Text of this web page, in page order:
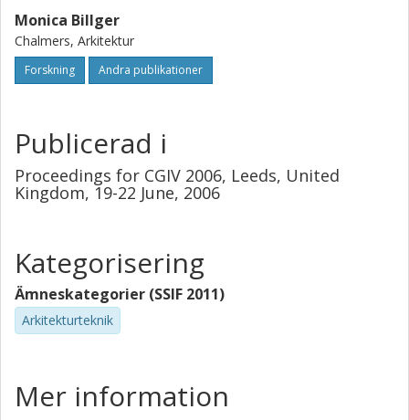
Monica Billger
Chalmers, Arkitektur
Forskning Andra publikationer
Publicerad i
Proceedings for CGIV 2006, Leeds, United
Kingdom, 19-22 June, 2006
Kategorisering
Ämneskategorier (SSIF 2011)
Arkitekturteknik
Mer information